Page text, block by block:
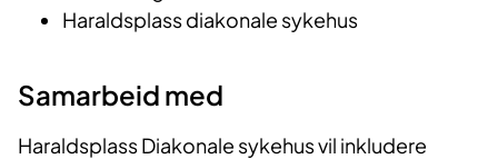
Haraldsplass diakonale sykehus
Samarbeid med
Haraldsplass Diakonale sykehus vil inkludere